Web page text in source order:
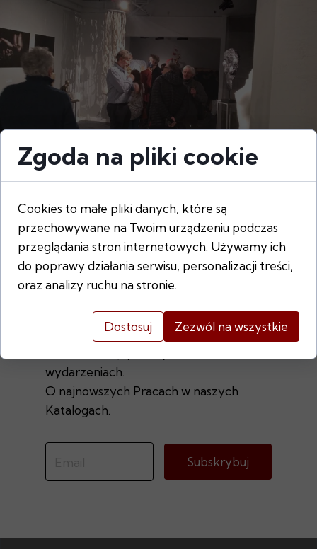
najnowsze
wiadomości prosto
do swojej skrzynki
O najnowszych i nadchodzących
Aukcjach Sztuki.
wydarzeniach.
O najnowszych Pracach w naszych
Katalogach.
Subskrybuj
Zgoda na pliki cookie
Cookies to małe pliki danych, które są
przechowywane na Twoim urządzeniu podczas
przeglądania stron internetowych. Używamy ich
do poprawy działania serwisu, personalizacji treści,
oraz analizy ruchu na stronie.
Dostosuj Zezwól na wszystkie